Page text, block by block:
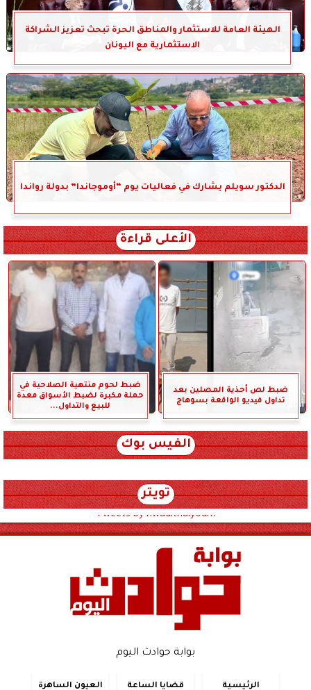
الهيئة العامة للاستثمار والمناطق الحرة تبحث تعزيز الشراكة
الاستثمارية مع اليونان
الدكتور سويلم يشارك في فعاليات يوم “أوموجاندا” بدولة رواندا
الأعلى قراءة
ضبط لص أحذية المصلين بعد
تداول فيديو الواقعة بسوهاج
ضبط لحوم منتهية الصلاحية في
حملة مكبرة لضبط الأسواق معدة
للبيع والتداول...
الفيس بوك
تويتر
Tweets by hwadithalyoum
بوابة حوادث اليوم
الرئيسية قضايا الساعة العيون الساهرة